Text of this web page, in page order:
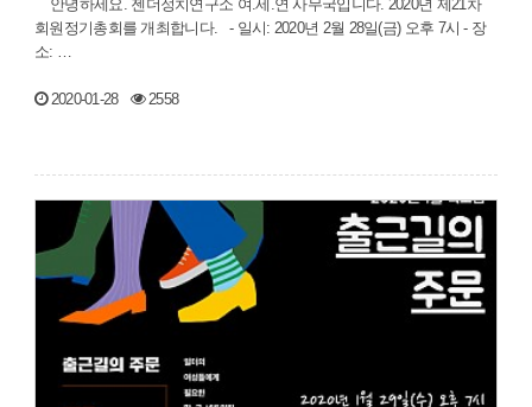
회원정기총회를 개최합니다. - 일시: 2020년 2월 28일(금) 오후 7시 - 장
소: …
2020-01-28 2558